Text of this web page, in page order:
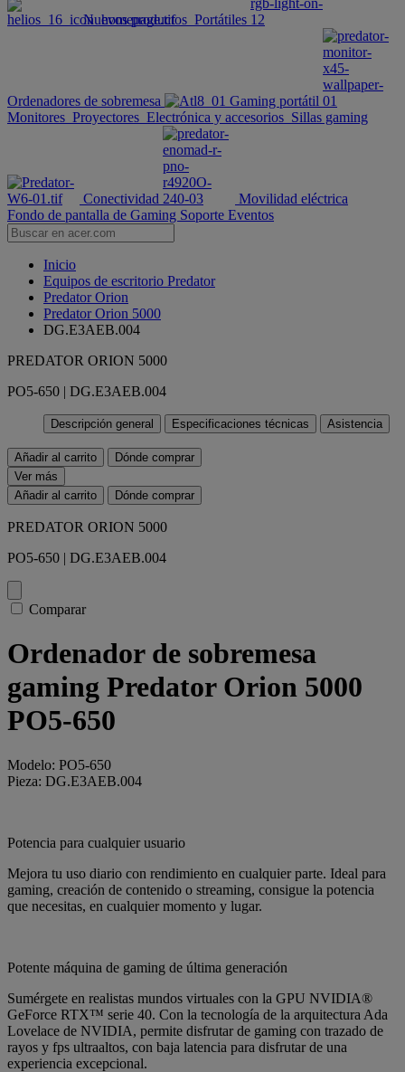
Nuevos productos Portátiles
Ordenadores de sobremesa
Gaming portátil
Monitores Proyectores Electrónica y accesorios Sillas gaming
Conectividad
Movilidad eléctrica
Fondo de pantalla de Gaming Soporte Eventos
Inicio
Equipos de escritorio Predator
Predator Orion
Predator Orion 5000
DG.E3AEB.004
PREDATOR ORION 5000
PO5-650 | DG.E3AEB.004
Descripción general Especificaciones técnicas Asistencia
Añadir al carrito
Dónde comprar
Ver más
Añadir al carrito
Dónde comprar
PREDATOR ORION 5000
PO5-650 | DG.E3AEB.004
Comparar
Ordenador de sobremesa
gaming Predator Orion 5000
PO5-650
Modelo: PO5-650
Pieza: DG.E3AEB.004
Potencia para cualquier usuario
Mejora tu uso diario con rendimiento en cualquier parte. Ideal para
gaming, creación de contenido o streaming, consigue la potencia
que necesitas, en cualquier momento y lugar.
Potente máquina de gaming de última generación
Sumérgete en realistas mundos virtuales con la GPU NVIDIA®
GeForce RTX™ serie 40. Con la tecnología de la arquitectura Ada
Lovelace de NVIDIA, permite disfrutar de gaming con trazado de
rayos y fps ultraaltos, con baja latencia para disfrutar de una
experiencia excepcional.